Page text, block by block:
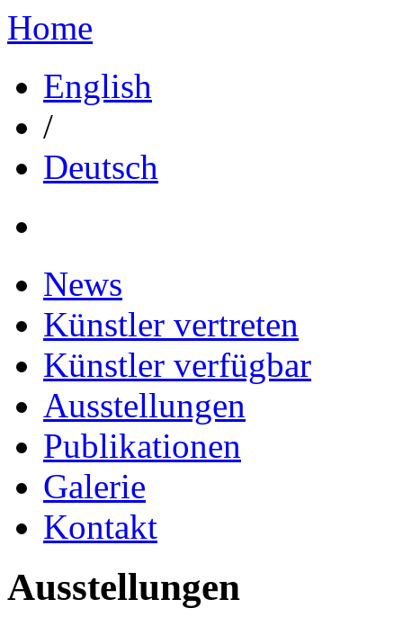
Home
English
/
Deutsch
News
Künstler vertreten
Künstler verfügbar
Ausstellungen
Publikationen
Galerie
Kontakt
Ausstellungen